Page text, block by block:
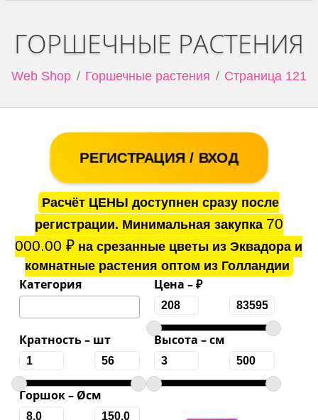
ГОРШЕЧНЫЕ РАСТЕНИЯ
Web Shop Горшечные растения Страница 121
РЕГИСТРАЦИЯ / ВХОД
Расчёт ЦЕНЫ доступнен сразу после
регистрации. Минимальная закупка 70
000.00₽ на срезанные цветы из Эквадора и
комнатные растения оптом из Голландии
Категория Цена – ₽
Кратность – шт Высота – см
Горшок – Øсм